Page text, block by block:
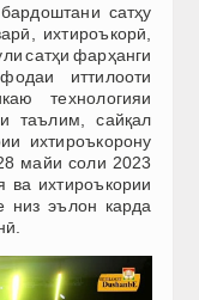
сатҳу
ихтироъкорӣ,
сатҳи фарҳанги
иттилооти
технологияи
таълим, сайқал
ихтироъкорону
майи соли 2023
ва ихтироъкории
низ эълон карда